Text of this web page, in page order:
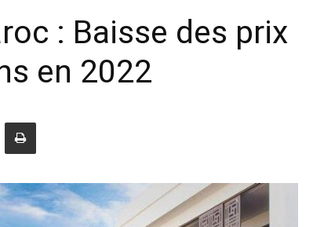
: Baisse des prix
en 2022